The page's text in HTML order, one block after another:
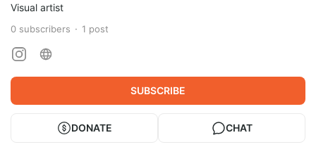
Visual artist
0 subscribers 1 post
SUBSCRIBE
DONATE CHAT